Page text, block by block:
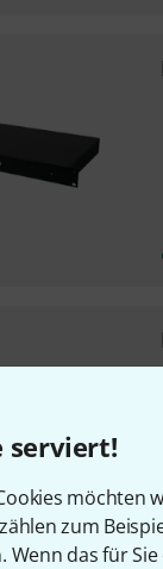
serviert!
möchten
zum
Wenn das für